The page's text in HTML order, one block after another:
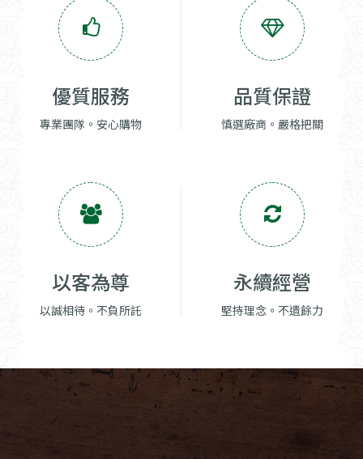
優質服務
專業團隊。安心購物
品質保證
慎選廠商。嚴格把關
以客為尊
以誠相待。不負所託
永續經營
堅持理念。不遺餘力